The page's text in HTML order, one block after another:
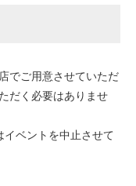
でご用意させていただ
だく必要はありませ
イベントを中止させて